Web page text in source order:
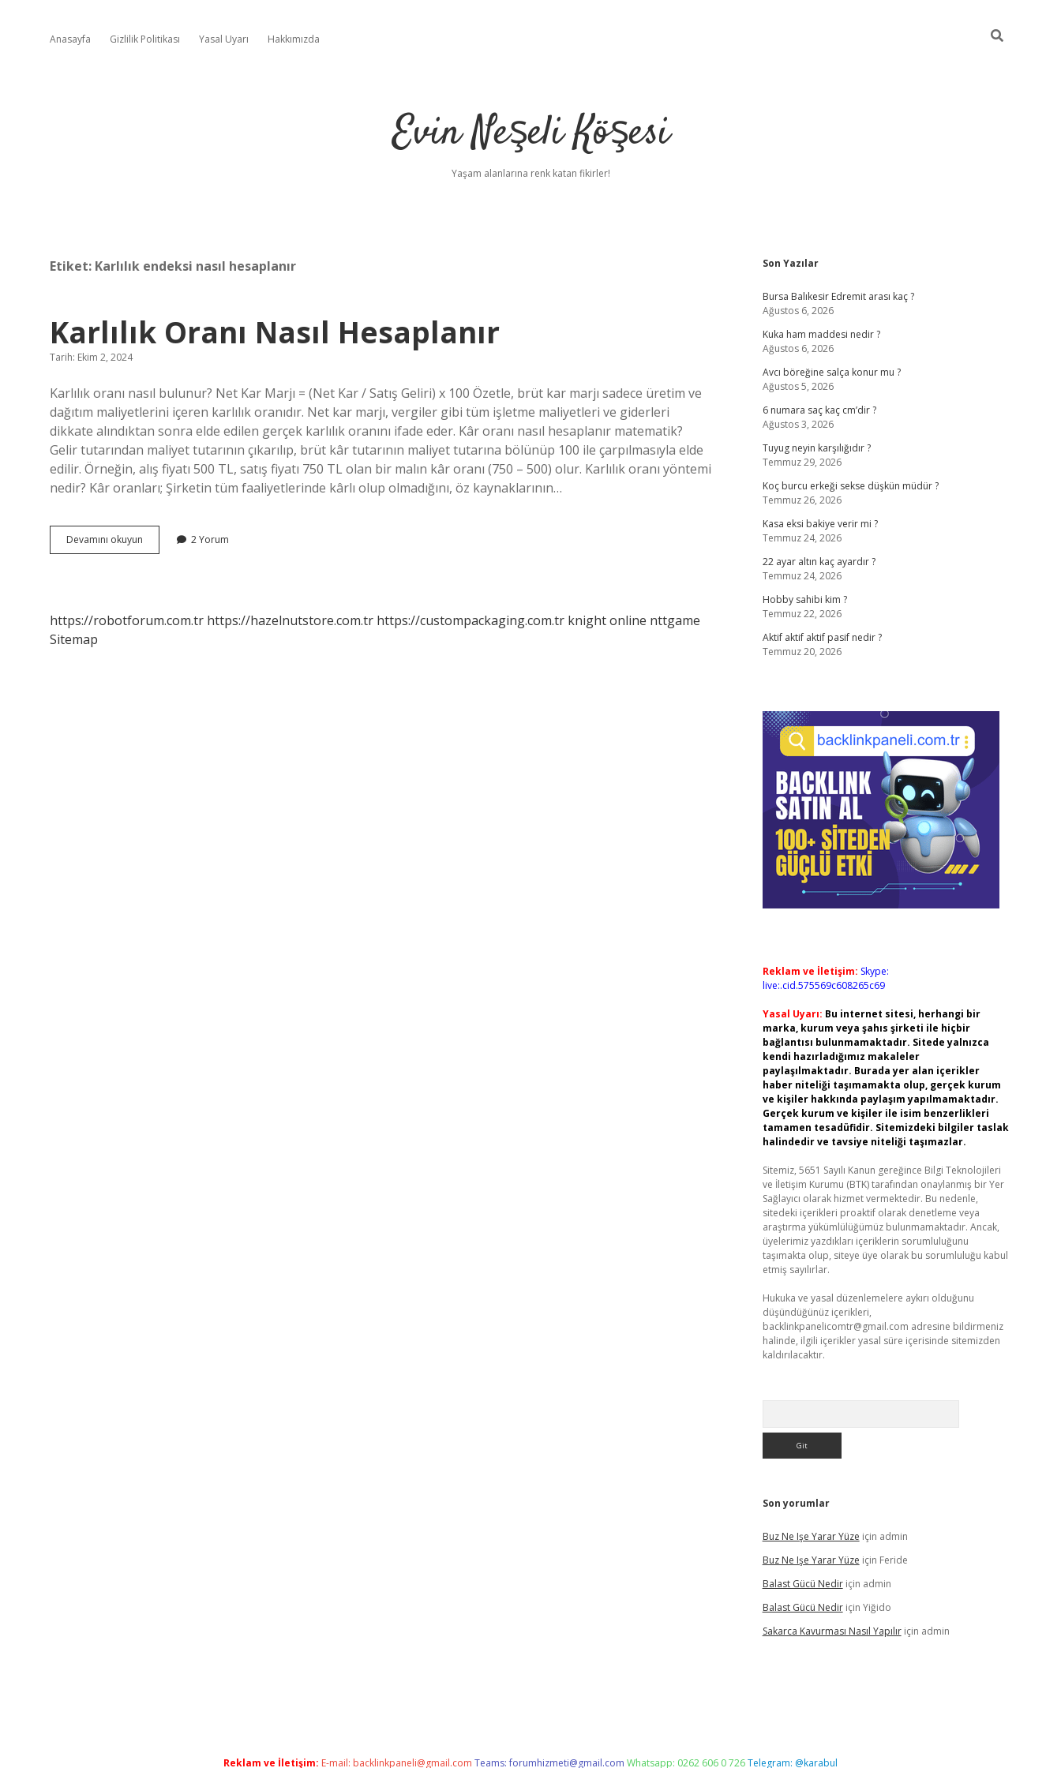
Anasayfa Gizlilik Politikası Yasal Uyarı Hakkımızda
Evin Neşeli Köşesi
Yaşam alanlarına renk katan fikirler!
Etiket: Karlılık endeksi nasıl hesaplanır
Karlılık Oranı Nasıl Hesaplanır
Tarih: Ekim 2, 2024
Karlılık oranı nasıl bulunur? Net Kar Marjı = (Net Kar / Satış Geliri) x 100 Özetle, brüt kar marjı sadece üretim ve
dağıtım maliyetlerini içeren karlılık oranıdır. Net kar marjı, vergiler gibi tüm işletme maliyetleri ve giderleri
dikkate alındıktan sonra elde edilen gerçek karlılık oranını ifade eder. Kâr oranı nasıl hesaplanır matematik?
Gelir tutarından maliyet tutarının çıkarılıp, brüt kâr tutarının maliyet tutarına bölünüp 100 ile çarpılmasıyla elde
edilir. Örneğin, alış fiyatı 500 TL, satış fiyatı 750 TL olan bir malın kâr oranı (750 – 500) olur. Karlılık oranı yöntemi
nedir? Kâr oranları; Şirketin tüm faaliyetlerinde kârlı olup olmadığını, öz kaynaklarının…
Devamını okuyun
Oranı
2 Yorum
https://robotforum.com.tr https://hazelnutstore.com.tr https://custompackaging.com.tr knight online nttgame
Sitemap
Sidebar
Son Yazılar
Bursa Balıkesir Edremit arası kaç ?
Ağustos 6, 2026
Kuka ham maddesi nedir ?
Ağustos 6, 2026
Avcı böreğine salça konur mu ?
Ağustos 5, 2026
6 numara saç kaç cm’dir ?
Ağustos 3, 2026
Tuyug neyin karşılığıdır ?
Temmuz 29, 2026
Koç burcu erkeği sekse düşkün müdür ?
Temmuz 26, 2026
Kasa eksi bakiye verir mi ?
Temmuz 24, 2026
22 ayar altın kaç ayardır ?
Temmuz 24, 2026
Hobby sahibi kim ?
Temmuz 22, 2026
Aktif aktif aktif pasif nedir ?
Temmuz 20, 2026
Reklam ve İletişim: Skype:
live:.cid.575569c608265c69
Yasal Uyarı: Bu internet sitesi, herhangi bir
marka, kurum veya şahıs şirketi ile hiçbir
bağlantısı bulunmamaktadır. Sitede yalnızca
kendi hazırladığımız makaleler
paylaşılmaktadır. Burada yer alan içerikler
haber niteliği taşımamakta olup, gerçek kurum
ve kişiler hakkında paylaşım yapılmamaktadır.
Gerçek kurum ve kişiler ile isim benzerlikleri
tamamen tesadüfidir. Sitemizdeki bilgiler taslak
halindedir ve tavsiye niteliği taşımazlar.
Sitemiz, 5651 Sayılı Kanun gereğince Bilgi Teknolojileri
ve İletişim Kurumu (BTK) tarafından onaylanmış bir Yer
Sağlayıcı olarak hizmet vermektedir. Bu nedenle,
sitedeki içerikleri proaktif olarak denetleme veya
araştırma yükümlülüğümüz bulunmamaktadır. Ancak,
üyelerimiz yazdıkları içeriklerin sorumluluğunu
taşımakta olup, siteye üye olarak bu sorumluluğu kabul
etmiş sayılırlar.
Hukuka ve yasal düzenlemelere aykırı olduğunu
düşündüğünüz içerikleri,
backlinkpanelicomtr@gmail.com adresine bildirmeniz
halinde, ilgili içerikler yasal süre içerisinde sitemizden
kaldırılacaktır.
Son yorumlar
Buz Ne Işe Yarar Yüze için admin
Buz Ne Işe Yarar Yüze için Feride
Balast Gücü Nediriçin admin
Balast Gücü Nediriçin Yiğido
Sakarca Kavurması Nasıl Yapılıriçin admin
Reklam ve İletişim: E-mail: backlinkpaneli@gmail.com Teams:forumhizmeti@gmail.com Whatsapp: 0262 606 0 726Telegram: @karabul